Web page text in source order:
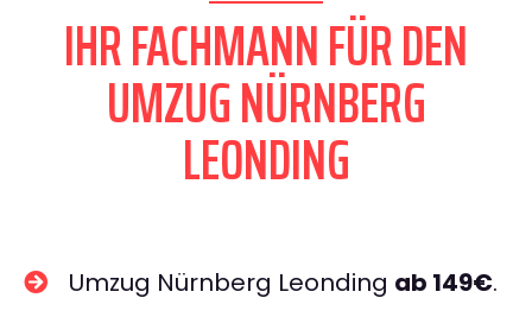
IHR FACHMANN FÜR DEN
UMZUG NÜRNBERG
LEONDING
Umzug Nürnberg Leonding ab 149€.